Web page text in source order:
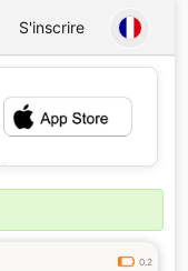
S'inscrire
0.2